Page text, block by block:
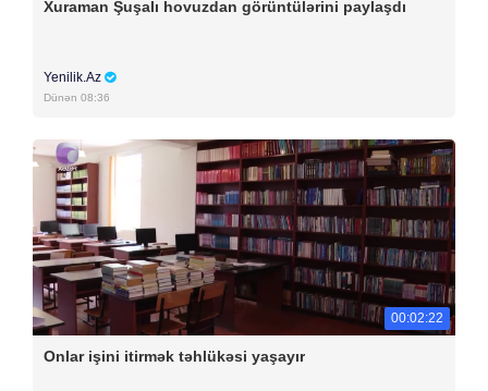
Xuraman Şuşalı hovuzdan görüntülərini paylaşdı
Yenilik.Az
Dünən 08:36
00:02:22
Onlar işini itirmək təhlükəsi yaşayır